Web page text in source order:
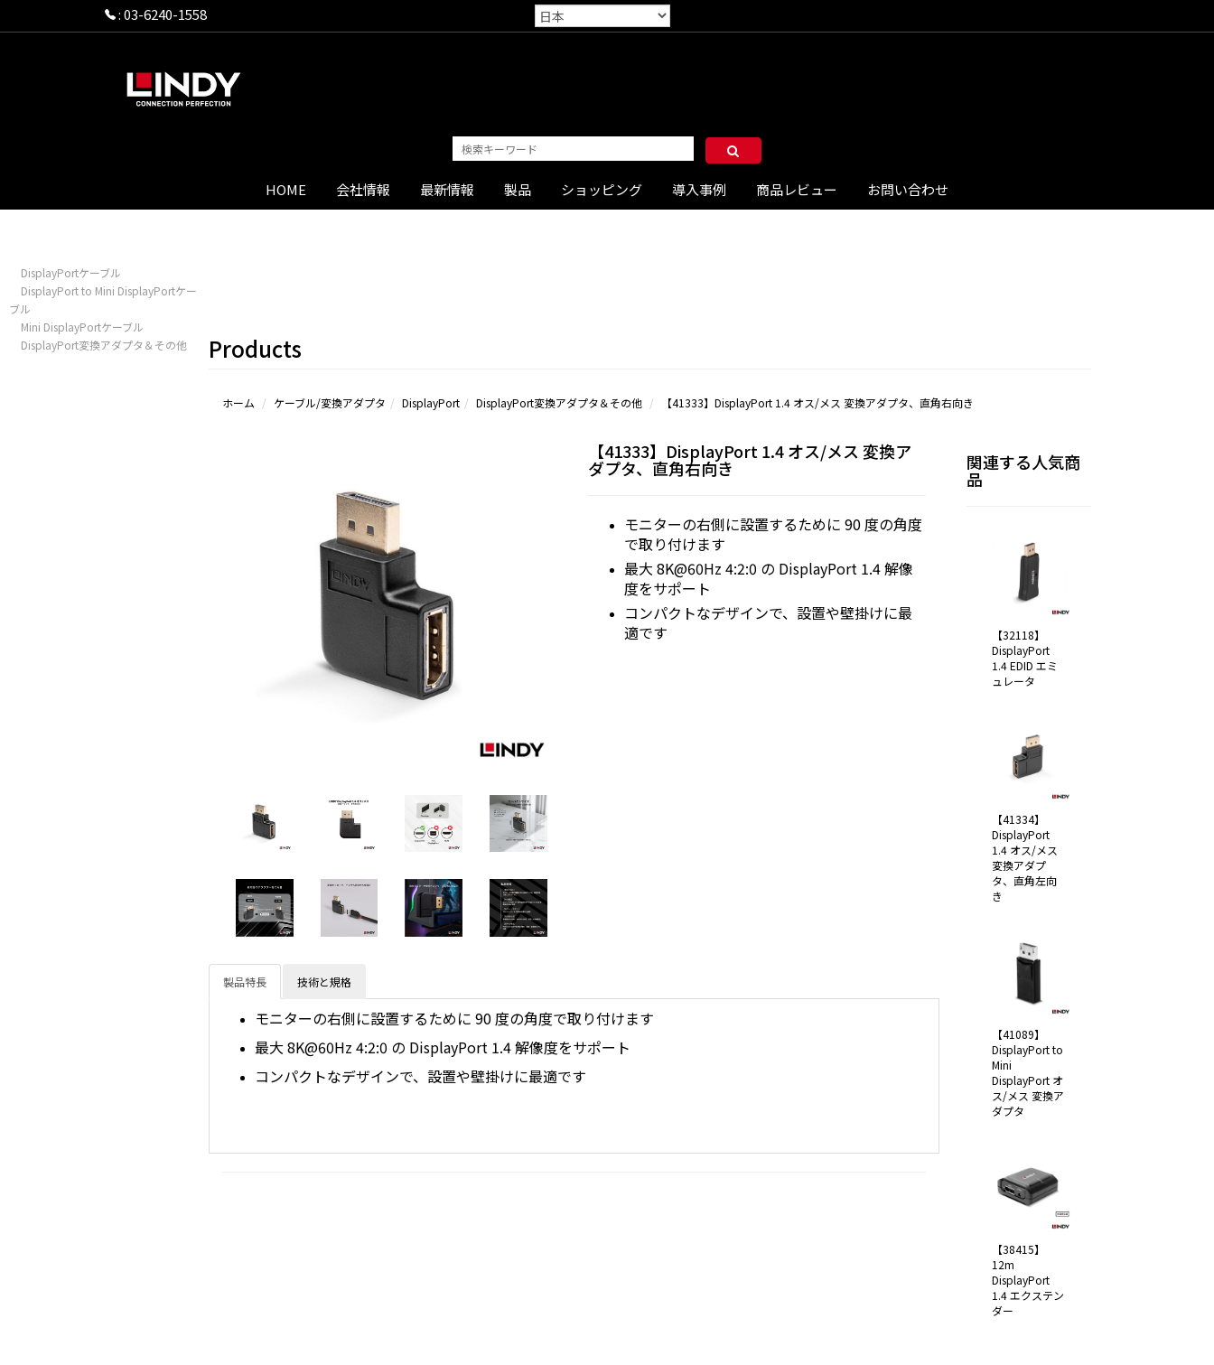
:03-6240-1558
HOME 会社情報 最新情報 製品 ショッピング 導入事例 商品レビュー お問い合わせ
DisplayPortケーブル
DisplayPort to Mini DisplayPortケー
ブル
Mini DisplayPortケーブル
DisplayPort変換アダプタ＆その他
Products
ホーム ケーブル/変換アダプタ DisplayPort DisplayPort変換アダプタ＆その他 【41333】DisplayPort 1.4 オス/メス 変換アダプタ、直角右向き
【41333】DisplayPort 1.4 オス/メス 変換ア
ダプタ、直角右向き
モニターの右側に設置するために 90 度の角度
で取り付けます
最大 8K@60Hz 4:2:0 の DisplayPort 1.4 解像
度をサポート
コンパクトなデザインで、設置や壁掛けに最
適です
製品特長 技術と規格
モニターの右側に設置するために 90 度の角度で取り付けます
最大 8K@60Hz 4:2:0 の DisplayPort 1.4 解像度をサポート
コンパクトなデザインで、設置や壁掛けに最適です
関連する人気商
品
【32118】
DisplayPort
1.4 EDID エミ
ュレータ
【41334】
DisplayPort
1.4 オス/メス
変換アダプ
タ、直角左向
き
【41089】
DisplayPort to
Mini
DisplayPort オ
ス/メス 変換ア
ダプタ
【38415】
12m
DisplayPort
1.4 エクステン
ダー